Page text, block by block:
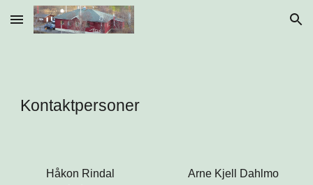
Skip to main content Skip to navigation
Kontaktpersoner
Håkon Rindal
Arne Kjell Dahlmo